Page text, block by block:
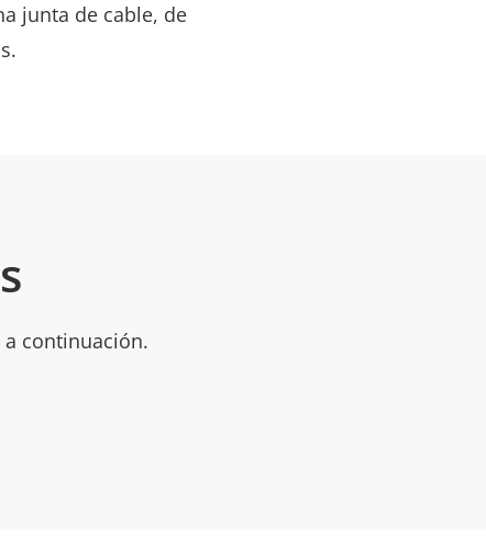
junta de cable, de
a continuación.